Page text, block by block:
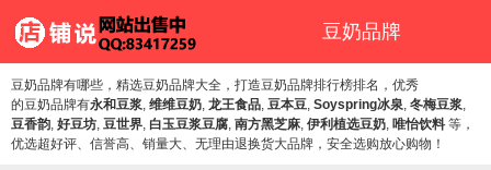
豆奶品牌
豆奶品牌有哪些，精选豆奶品牌大全，打造豆奶品牌排行榜排名，优秀
的豆奶品牌有永和豆浆, 维维豆奶, 龙王食品, 豆本豆, Soyspring冰泉, 冬梅豆浆,
豆香韵, 好豆坊, 豆世界, 白玉豆浆豆腐, 南方黑芝麻, 伊利植选豆奶, 唯怡饮料 等，
优选超好评、信誉高、销量大、无理由退换货大品牌，安全选购放心购物！